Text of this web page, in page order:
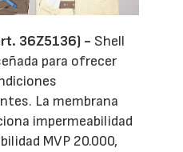
36Z5136) - Shell
para ofrecer
La membrana
impermeabilidad
MVP 20.000,